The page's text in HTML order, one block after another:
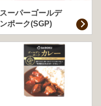
スーパーゴールデ
ンポーク(SGP)